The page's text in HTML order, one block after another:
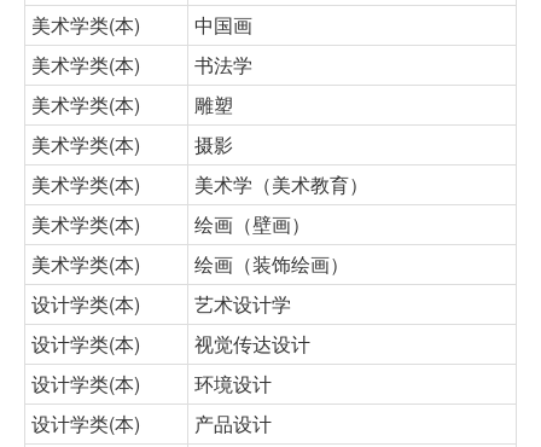
美术学类(本)
中国画
美术学类(本)
书法学
美术学类(本)
雕塑
美术学类(本)
摄影
美术学类(本)
美术学（美术教育）
美术学类(本)
绘画（壁画）
美术学类(本)
绘画（装饰绘画）
设计学类(本)
艺术设计学
设计学类(本)
视觉传达设计
设计学类(本)
环境设计
设计学类(本)
产品设计